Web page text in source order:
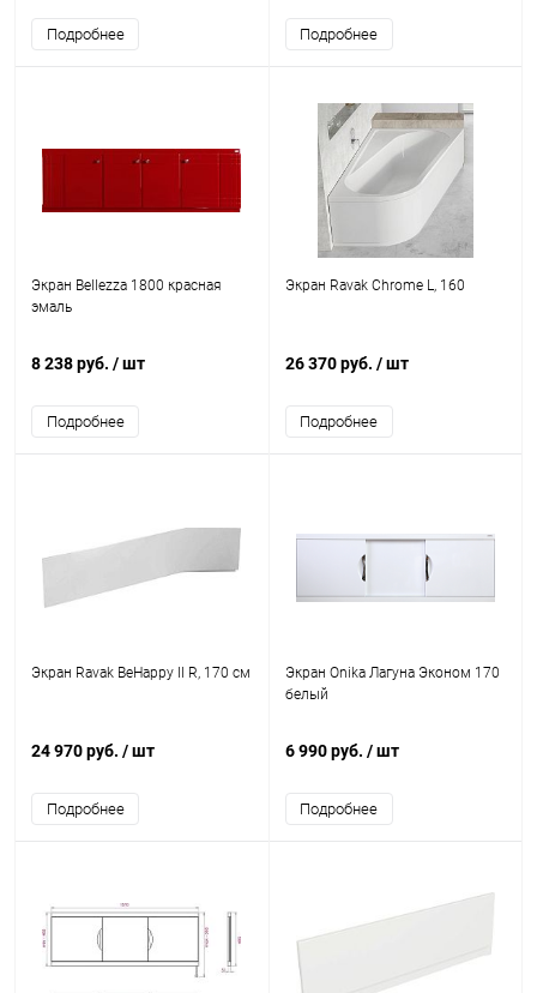
Подробнее Подробнее
Экран Bellezza 1800 красная
эмаль
8 238 руб. / шт
Подробнее
Экран Ravak Chrome L, 160
26 370 руб. / шт
Подробнее
Экран Ravak BeHappy II R, 170 см
24 970 руб. / шт
Подробнее
Экран Onika Лагуна Эконом 170
белый
6 990 руб. / шт
Подробнее